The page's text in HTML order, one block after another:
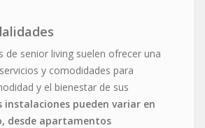
de senior living suelen ofrecer una
y comodidades para
y el bienestar de sus
instalaciones pueden variar en
desde apartamentos